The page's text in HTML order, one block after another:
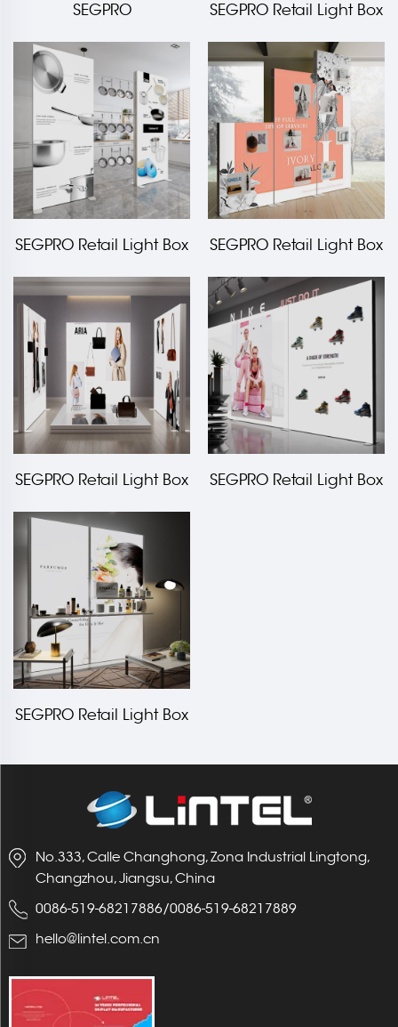
SEGPRO
minorista y vestidores
SEGPRO Retail Light Box
SEGPRO Retail Light Box
SEGPRO Retail Light Box
Magnético
SEGPRO Retail Light Box
SEGPRO Retail Light Box
SEGPRO Retail Light Box
No.333, Calle Changhong, Zona Industrial Lingtong,
Changzhou, Jiangsu, China
0086-519-68217886/0086-519-68217889
hello@lintel.com.cn